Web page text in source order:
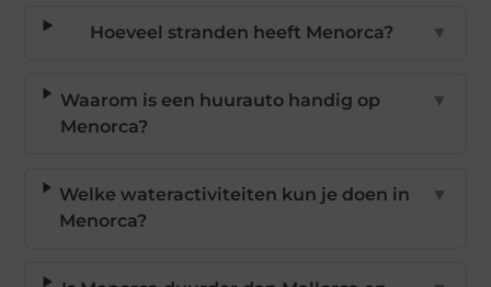
Hoeveel stranden heeft Menorca? ▼
Waarom is een huurauto handig op
Menorca?
▼
Welke wateractiviteiten kun je doen in
Menorca?
▼